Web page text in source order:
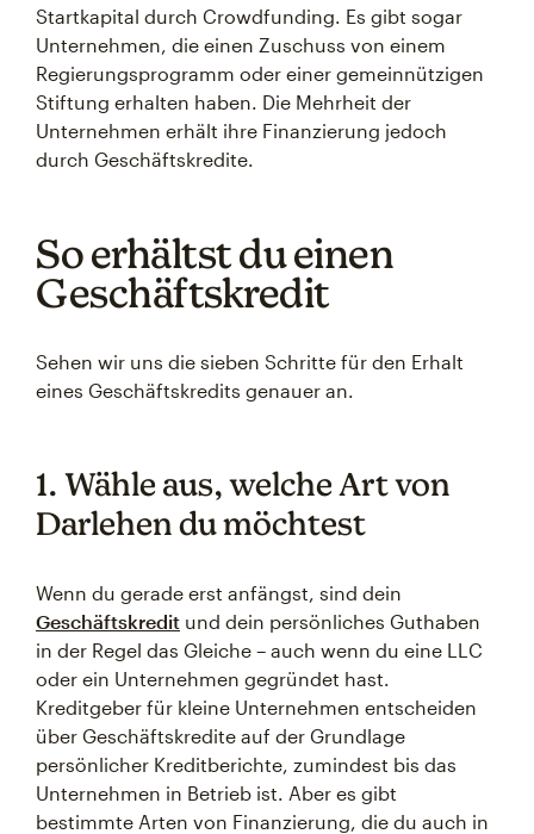
Startkapital durch Crowdfunding. Es gibt sogar
Unternehmen, die einen Zuschuss von einem
Regierungsprogramm oder einer gemeinnützigen
Stiftung erhalten haben. Die Mehrheit der
Unternehmen erhält ihre Finanzierung jedoch
durch Geschäftskredite.
So erhältst du einen
Geschäftskredit
Sehen wir uns die sieben Schritte für den Erhalt
eines Geschäftskredits genauer an.
1. Wähle aus, welche Art von
Darlehen du möchtest
Wenn du gerade erst anfängst, sind dein
Geschäftskredit und dein persönliches Guthaben
in der Regel das Gleiche – auch wenn du eine LLC
oder ein Unternehmen gegründet hast.
Kreditgeber für kleine Unternehmen entscheiden
über Geschäftskredite auf der Grundlage
persönlicher Kreditberichte, zumindest bis das
Unternehmen in Betrieb ist. Aber es gibt
bestimmte Arten von Finanzierung, die du auch in